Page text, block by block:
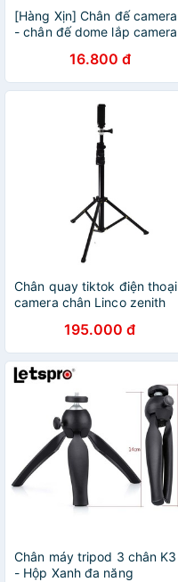
[Hàng Xịn] Chân đế camera
- chân đế dome lắp camera
16.800 đ
Chân quay tiktok điện thoại
camera chân Linco zenith
195.000 đ
Chân máy tripod 3 chân K3
- Hộp Xanh đa năng